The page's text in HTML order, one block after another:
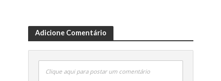
Adicione Comentário
Clique aqui para postar um comentário